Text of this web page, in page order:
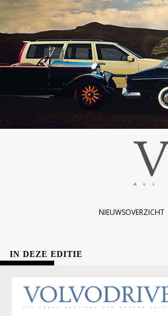
NIEUWSOVERZICHT
IN DEZE EDITIE